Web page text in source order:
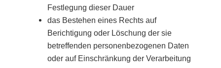
Festlegung dieser Dauer
das Bestehen eines Rechts auf
Berichtigung oder Löschung der sie
betreffenden personenbezogenen Daten
oder auf Einschränkung der Verarbeitung